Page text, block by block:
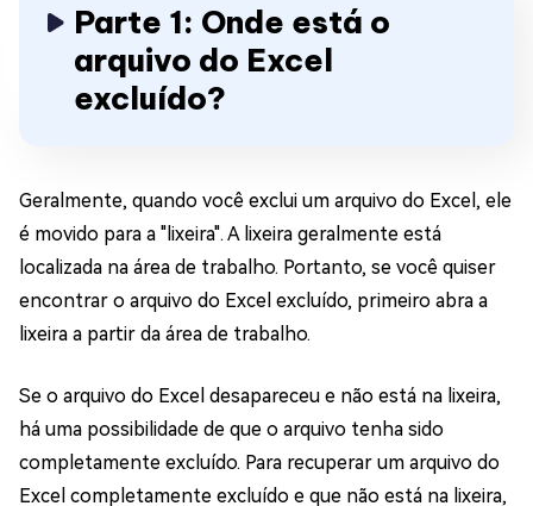
Parte 1: Onde está o
arquivo do Excel
excluído?
Geralmente, quando você exclui um arquivo do Excel, ele
é movido para a "lixeira". A lixeira geralmente está
localizada na área de trabalho. Portanto, se você quiser
encontrar o arquivo do Excel excluído, primeiro abra a
lixeira a partir da área de trabalho.
Se o arquivo do Excel desapareceu e não está na lixeira,
há uma possibilidade de que o arquivo tenha sido
completamente excluído. Para recuperar um arquivo do
Excel completamente excluído e que não está na lixeira,